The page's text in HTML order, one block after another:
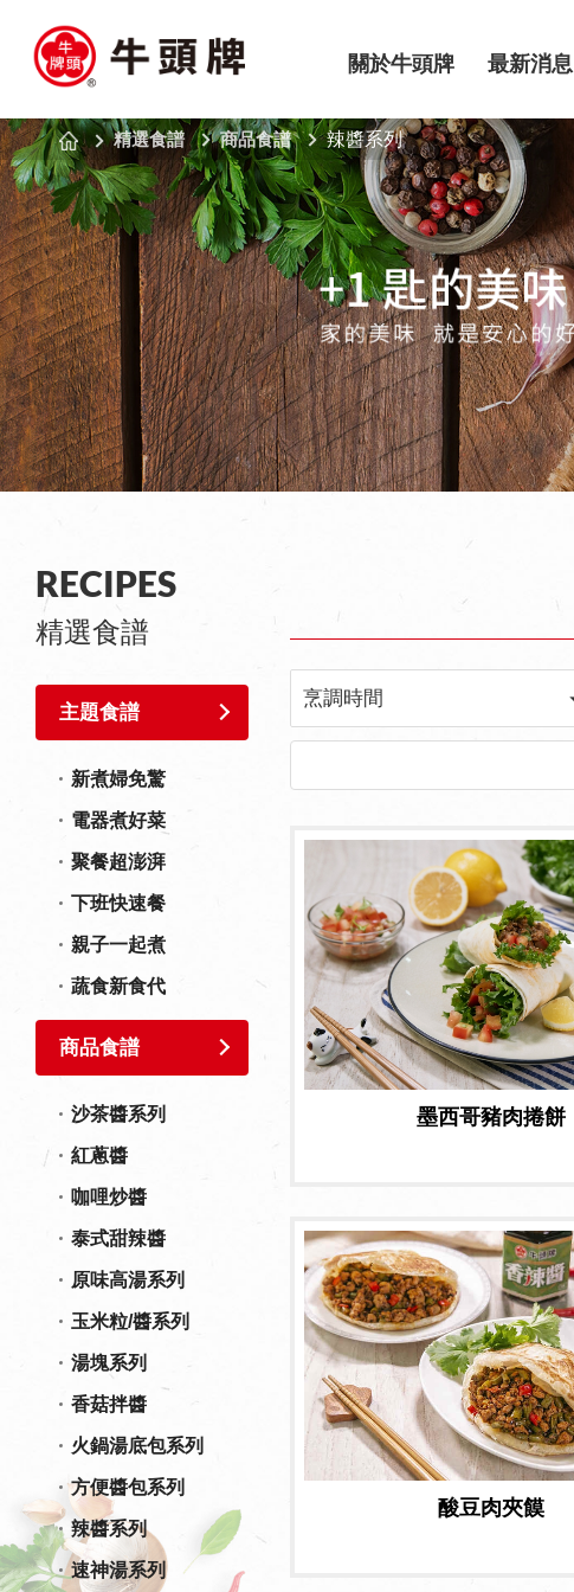
關於牛頭牌 最新消息
精選食譜 商品食譜 辣醬系列
RECIPES
精選食譜
主題食譜
新煮婦免驚
電器煮好菜
聚餐超澎湃
下班快速餐
親子一起煮
蔬食新食代
商品食譜
沙茶醬系列
紅蔥醬
咖哩炒醬
泰式甜辣醬
原味高湯系列
玉米粒/醬系列
湯塊系列
香菇拌醬
火鍋湯底包系列
方便醬包系列
辣醬系列
速神湯系列
烹調時間
墨西哥豬肉捲餅
酸豆肉夾饃